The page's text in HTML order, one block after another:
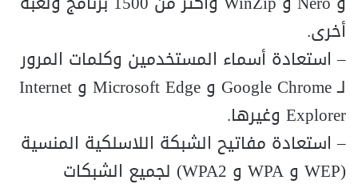
أخرى.
– استعادة أسماء المستخدمين وكلمات المرور
لـ Google Chrome و Microsoft Edge و Internet
Explorer وغيرها.
– استعادة مفاتيح الشبكة اللاسلكية المنسية
(WEP و WPA و WPA2) لجميع الشبكات